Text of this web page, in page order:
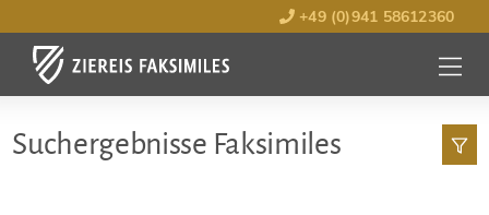
+49 (0)941 58612360
MENÜ
Such­ergebnisse Faksimiles